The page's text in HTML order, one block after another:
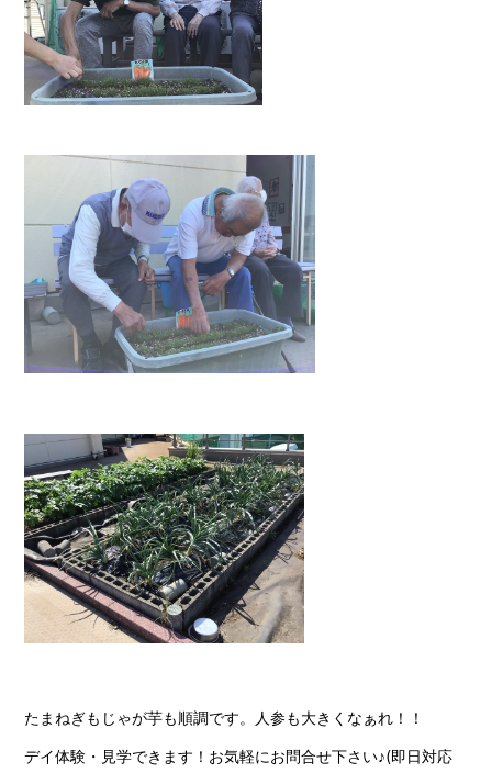
たまねぎもじゃが芋も順調です。人参も大きくなぁれ！！
デイ体験・見学できます！お気軽にお問合せ下さい♪(即日対応